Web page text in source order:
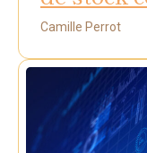
Camille Perrot